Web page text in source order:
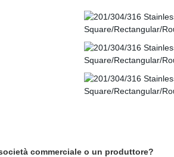
commerciale o un produttore?